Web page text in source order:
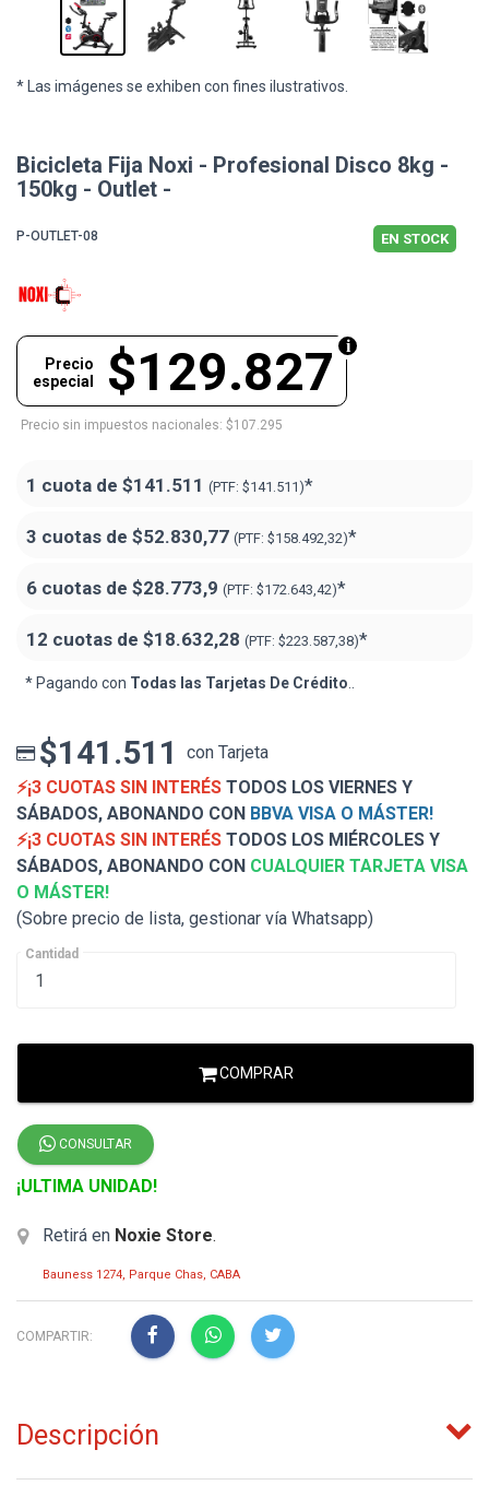
* Las imágenes se exhiben con fines ilustrativos.
Bicicleta Fija Noxi - Profesional Disco 8kg -
150kg - Outlet -
P-OUTLET-08 EN STOCK
$129.827
Precio
especial
Precio sin impuestos nacionales: $107.295
1 cuota de $141.511 (PTF: $141.511)*
3 cuotas de $52.830,77 (PTF: $158.492,32)*
6 cuotas de $28.773,9 (PTF: $172.643,42)*
12 cuotas de $18.632,28 (PTF: $223.587,38)*
* Pagando con Todas las Tarjetas De Crédito
$141.511
con Tarjeta
⚡¡3 CUOTAS SIN INTERÉS TODOS LOS VIERNES Y
SÁBADOS, ABONANDO CON BBVA VISA O MÁSTER!
⚡¡3 CUOTAS SIN INTERÉS TODOS LOS MIÉRCOLES Y
SÁBADOS, ABONANDO CON CUALQUIER TARJETA VISA
O MÁSTER!
(Sobre precio de lista, gestionar vía Whatsapp)
Cantidad
COMPRAR
CONSULTAR
¡ULTIMA UNIDAD!
Retirá en Noxie Store.
Bauness 1274, Parque Chas, CABA
COMPARTIR:
Descripción